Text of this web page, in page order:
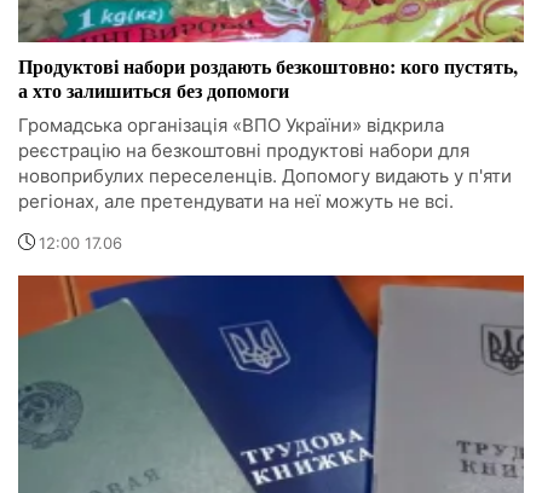
Продуктові набори роздають безкоштовно: кого пустять,
а хто залишиться без допомоги
Громадська організація «ВПО України» відкрила
реєстрацію на безкоштовні продуктові набори для
новоприбулих переселенців. Допомогу видають у п'яти
регіонах, але претендувати на неї можуть не всі.
12:00 17.06